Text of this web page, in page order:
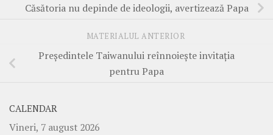
Căsătoria nu depinde de ideologii, avertizează Papa
MATERIALUL ANTERIOR
Preşedintele Taiwanului reînnoieşte invitaţia
pentru Papa
CALENDAR
Vineri, 7 august 2026